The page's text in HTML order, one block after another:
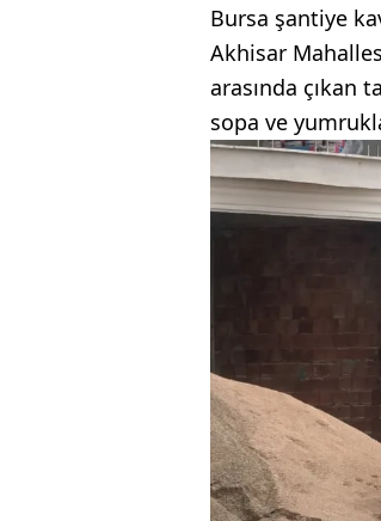
Bursa şantiye
Akhisar
arasında çıkan
sopa ve